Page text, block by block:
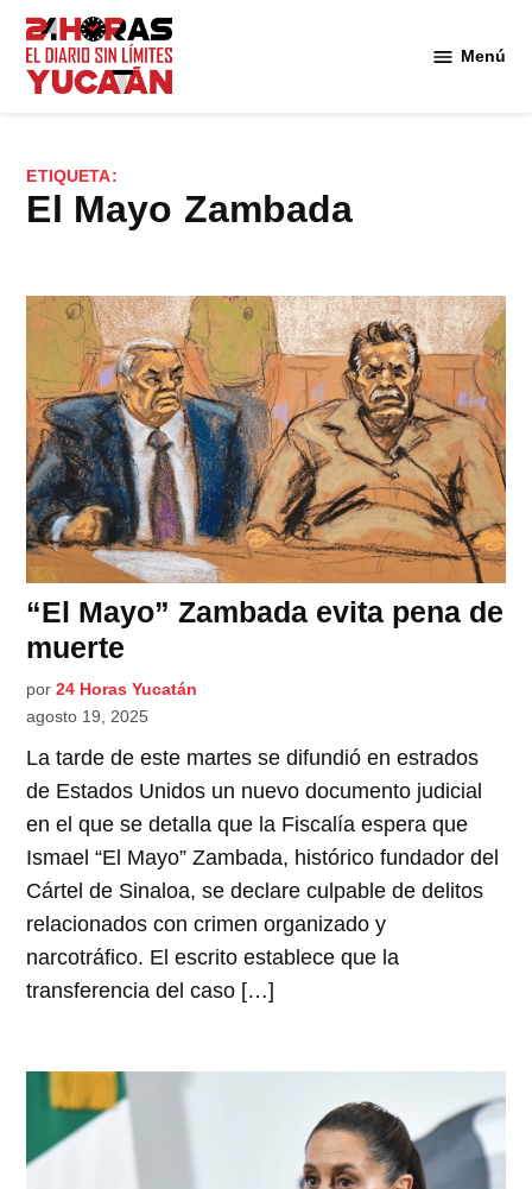
Saltar
contenido
Menú
ETIQUETA:
El Mayo Zambada
“El Mayo” Zambada evita pena de
muerte
por 24 Horas Yucatán
agosto 19, 2025
La tarde de este martes se difundió en estrados
de Estados Unidos un nuevo documento judicial
en el que se detalla que la Fiscalía espera que
Ismael “El Mayo” Zambada, histórico fundador del
Cártel de Sinaloa, se declare culpable de delitos
relacionados con crimen organizado y
narcotráfico. El escrito establece que la
transferencia del caso […]